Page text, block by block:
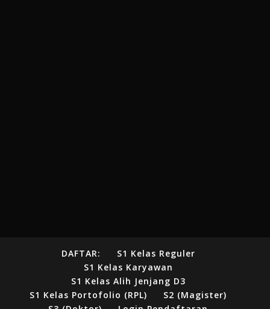
DAFTAR:
S1 Kelas Reguler
S1 Kelas Karyawan
S1 Kelas Alih Jenjang D3
S1 Kelas Portofolio (RPL)
S2 (Magister)